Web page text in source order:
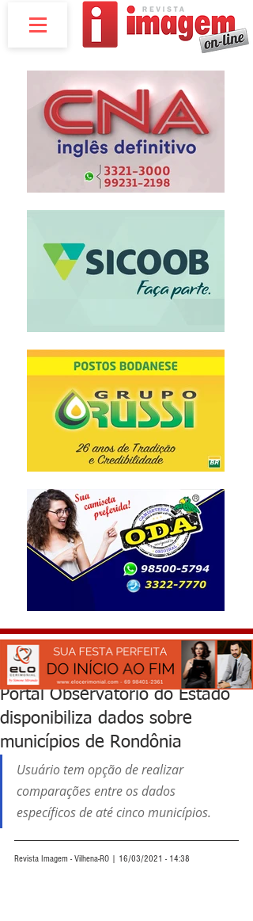
Portal Observatório do Estado
disponibiliza dados sobre
municípios de Rondônia
Usuário tem opção de realizar
comparações entre os dados
específicos de até cinco municípios.
Revista Imagem - Vilhena-RO | 16/03/2021 - 14:38